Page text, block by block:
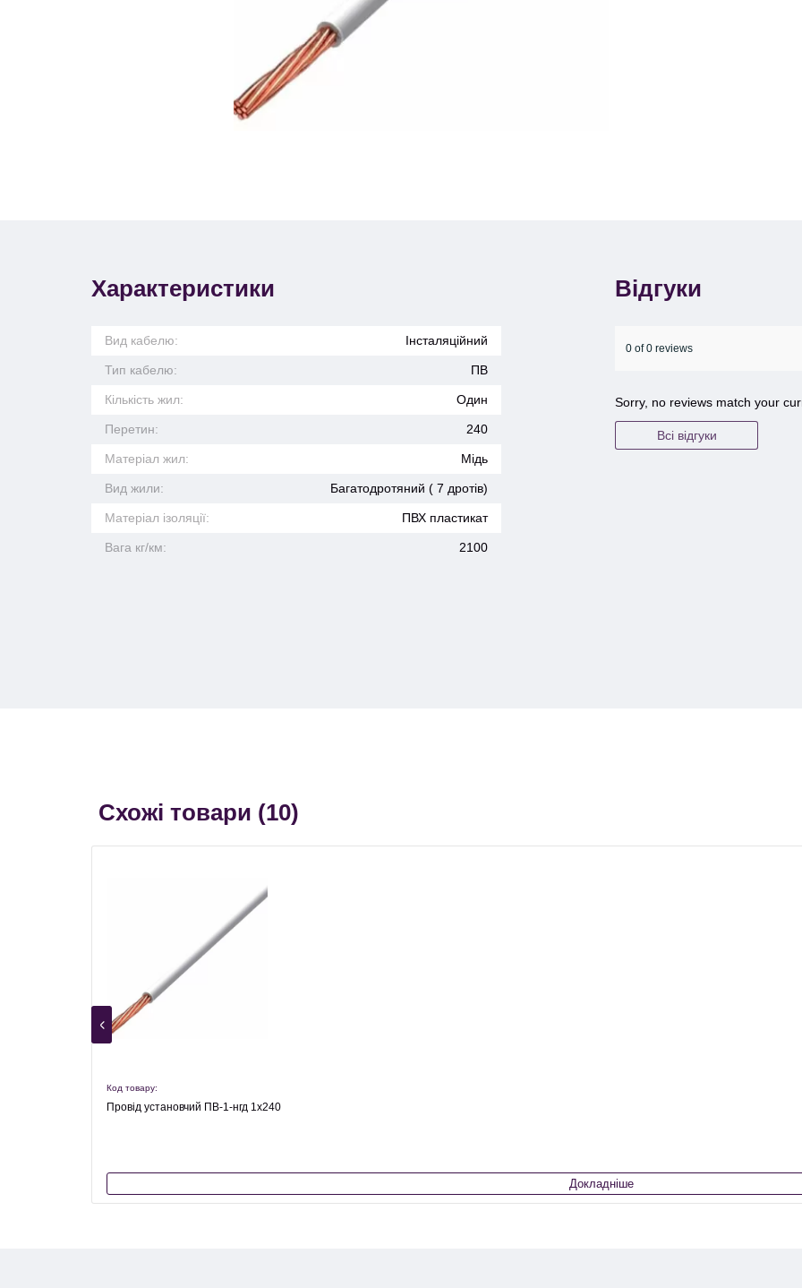
Характеристики
Вид кабелю: Інсталяційний
Тип кабелю: ПВ
Кількість жил: Один
Перетин: 240
Матеріал жил: Мідь
Вид жили: Багатодротяний ( 7 дротів)
Матеріал ізоляції: ПВХ пластикат
Вага кг/км: 2100
Відгуки
0 of 0 reviews
Sorry, no reviews match your
Всі відгуки
Схожі товари (10)
Код товару:
Провід установчий ПВ-1-нгд 1х240
Докладніше